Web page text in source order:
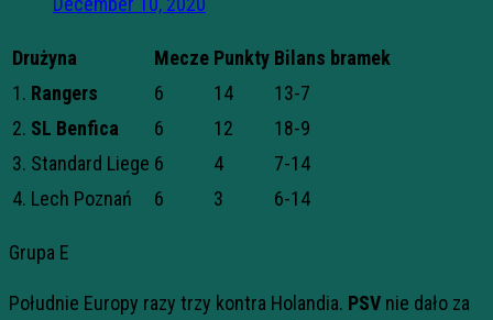
Drużyna Mecze Punkty Bilans bramek
1. Rangers 6 14
13-7
2. SL Benfica 6 12
18-9
3. Standard Liege 6 4
7-14
4. Lech Poznań
6 3 6-14
Grupa E
Południe Europy razy trzy kontra Holandia. PSV nie dało za